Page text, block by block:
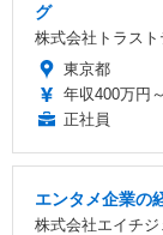
グ
株式会社トラス
東京都
年収400万円
正社員
エンタメ企業の
株式会社エイチジ